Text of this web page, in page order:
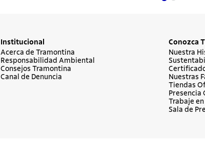
Institucional
Acerca de Tramontina
Responsabilidad Ambiental
Consejos Tramontina
Canal de Denuncia
Conozca
Nuestra
Nuestras
Tiendas
Presencia
Trabaje
Sala de